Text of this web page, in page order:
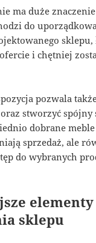
ma duże
do
sklepu,
i chętniej
pozwala
stworzyć spójny
dobrane
sprzedaż, ale
do wybranych
elementy
sklepu